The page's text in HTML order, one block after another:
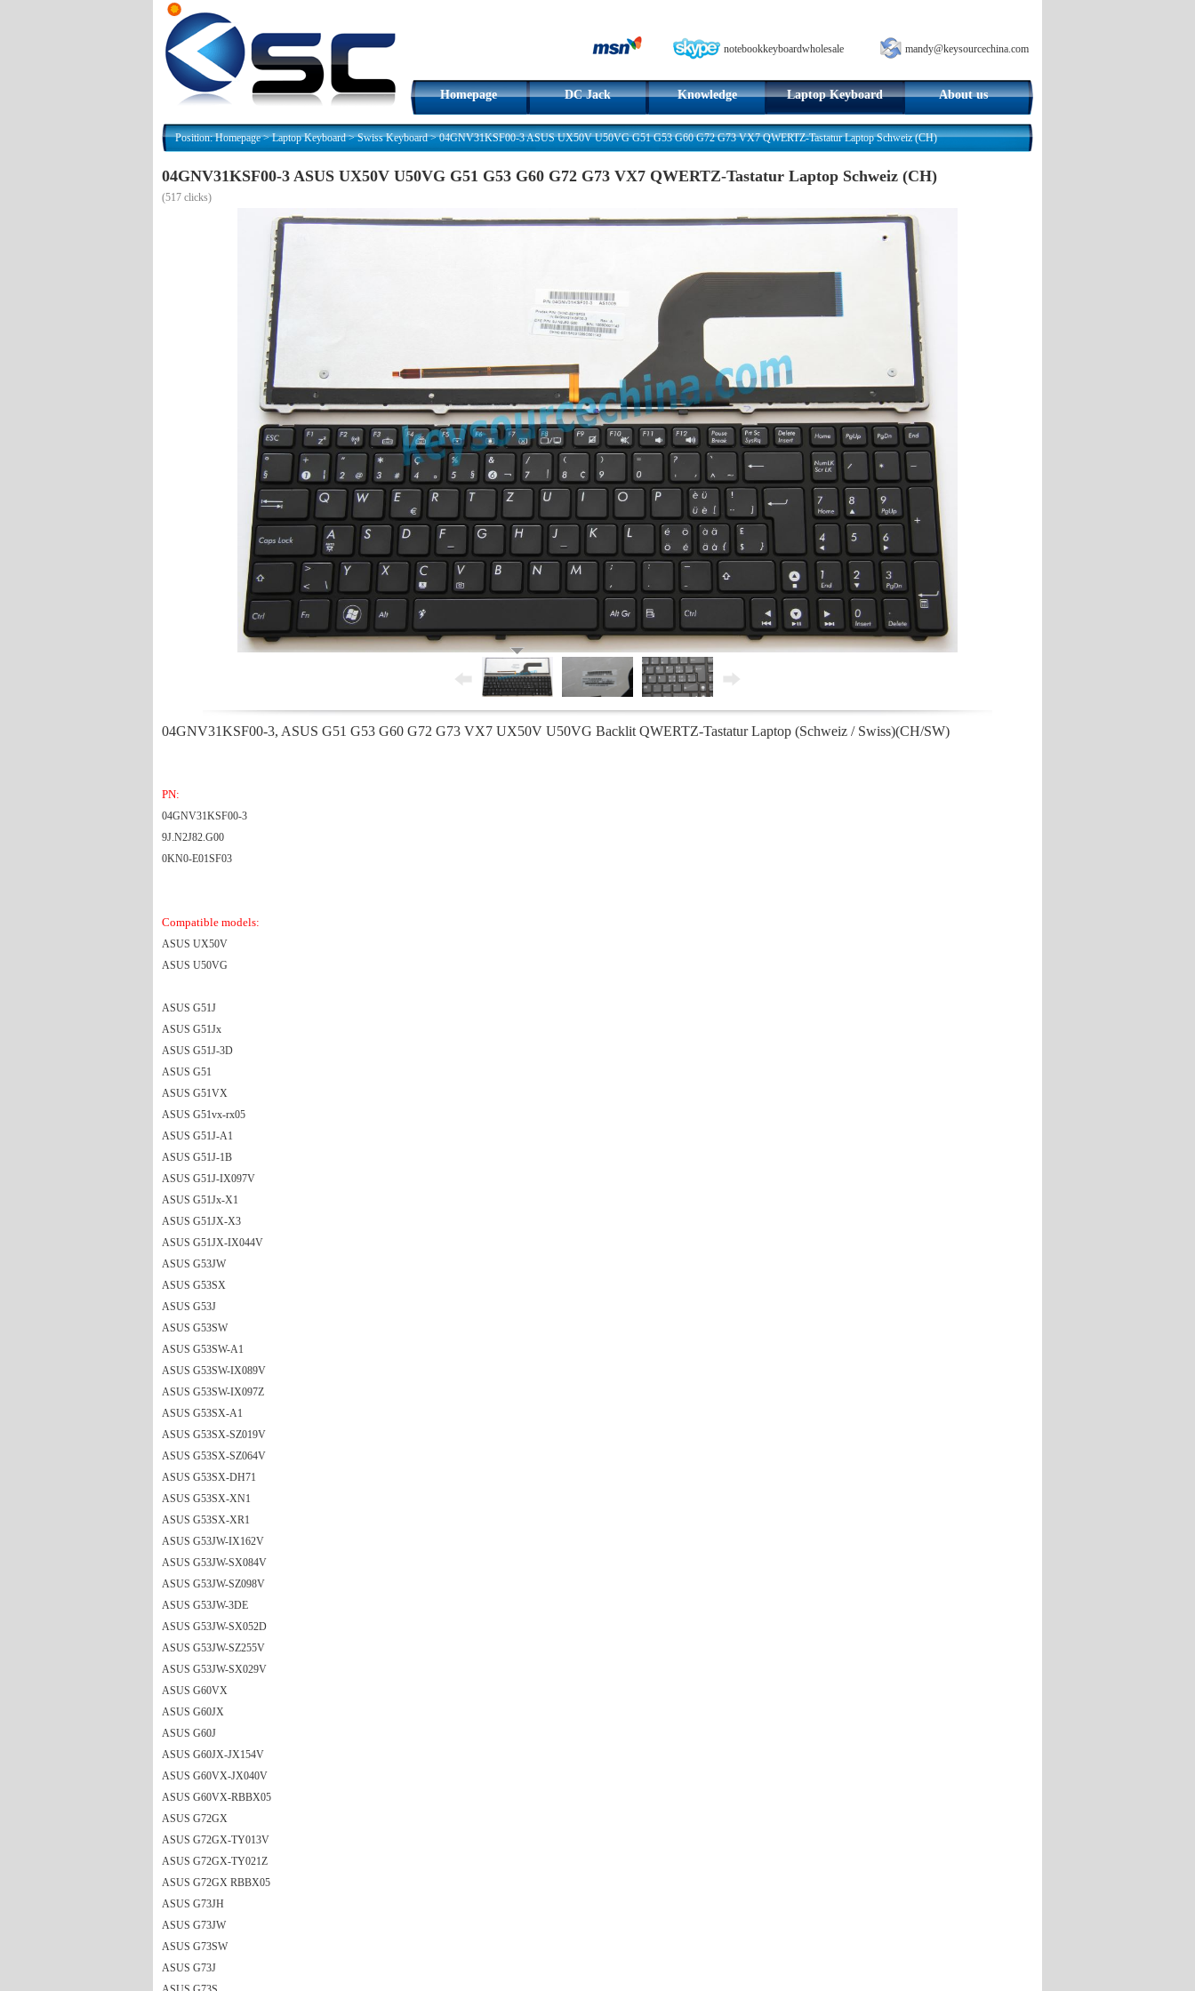
notebookkeyboardwholesale mandy@keysourcechina.com
Homepage DC Jack Knowledge Laptop Keyboard About us
Position:Homepage>Laptop Keyboard>Swiss Keyboard>04GNV31KSF00-3 ASUS UX50V U50VG G51 G53 G60 G72 G73 VX7 QWERTZ-Tastatur Laptop Schweiz (CH)
04GNV31KSF00-3 ASUS UX50V U50VG G51 G53 G60 G72 G73 VX7 QWERTZ-Tastatur Laptop Schweiz (CH)
(517 clicks)
04GNV31KSF00-3, ASUS G51 G53 G60 G72 G73 VX7 UX50V U50VG Backlit QWERTZ-Tastatur Laptop (Schweiz / Swiss)(CH/SW)
PN:
04GNV31KSF00-3
9J.N2J82.G00
0KN0-E01SF03
Compatible models:
ASUS UX50V
ASUS U50VG
ASUS G51J
ASUS G51Jx
ASUS G51J-3D
ASUS G51
ASUS G51VX
ASUS G51vx-rx05
ASUS G51J-A1
ASUS G51J-1B
ASUS G51J-IX097V
ASUS G51Jx-X1
ASUS G51JX-X3
ASUS G51JX-IX044V
ASUS G53JW
ASUS G53SX
ASUS G53J
ASUS G53SW
ASUS G53SW-A1
ASUS G53SW-IX089V
ASUS G53SW-IX097Z
ASUS G53SX-A1
ASUS G53SX-SZ019V
ASUS G53SX-SZ064V
ASUS G53SX-DH71
ASUS G53SX-XN1
ASUS G53SX-XR1
ASUS G53JW-IX162V
ASUS G53JW-SX084V
ASUS G53JW-SZ098V
ASUS G53JW-3DE
ASUS G53JW-SX052D
ASUS G53JW-SZ255V
ASUS G53JW-SX029V
ASUS G60VX
ASUS G60JX
ASUS G60J
ASUS G60JX-JX154V
ASUS G60VX-JX040V
ASUS G60VX-RBBX05
ASUS G72GX
ASUS G72GX-TY013V
ASUS G72GX-TY021Z
ASUS G72GX RBBX05
ASUS G73JH
ASUS G73JW
ASUS G73SW
ASUS G73J